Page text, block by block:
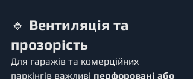
🔹 Вентиляція та
прозорість
Для гаражів та комерційних
паркінгів важливі перфоровані або